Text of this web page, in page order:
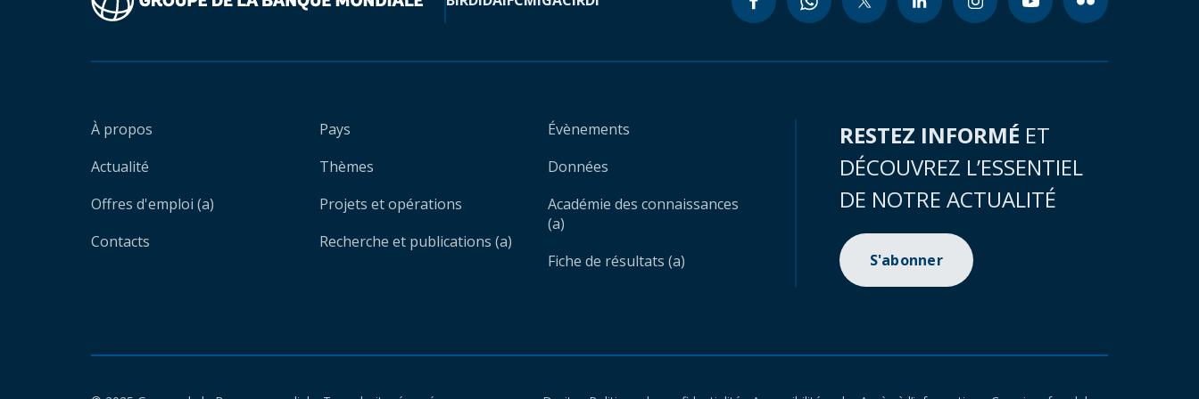
À propos
Actualité
Offres d'emploi (a)
Contacts
Pays
Thèmes
Projets et opérations
Recherche et publications (a)
Évènements
Données
Académie des connaissances
(a)
Fiche de résultats (a)
RESTEZ INFORMÉ ET
DÉCOUVREZ L’ESSENTIEL
DE NOTRE ACTUALITÉ
S'abonner